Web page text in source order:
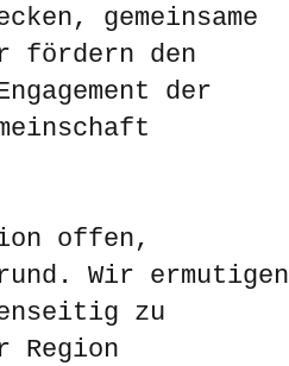
gemeinsame
fördern den
der
offen,
Wir ermutigen
zu
Region